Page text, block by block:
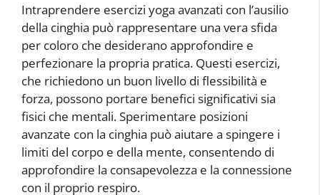
Intraprendere esercizi yoga avanzati con l’ausilio
della cinghia può rappresentare una vera sfida
per coloro che desiderano approfondire e
perfezionare la propria pratica. Questi esercizi,
che richiedono un buon livello di flessibilità e
forza, possono portare benefici significativi sia
fisici che mentali. Sperimentare posizioni
avanzate con la cinghia può aiutare a spingere i
limiti del corpo e della mente, consentendo di
approfondire la consapevolezza e la connessione
con il proprio respiro.